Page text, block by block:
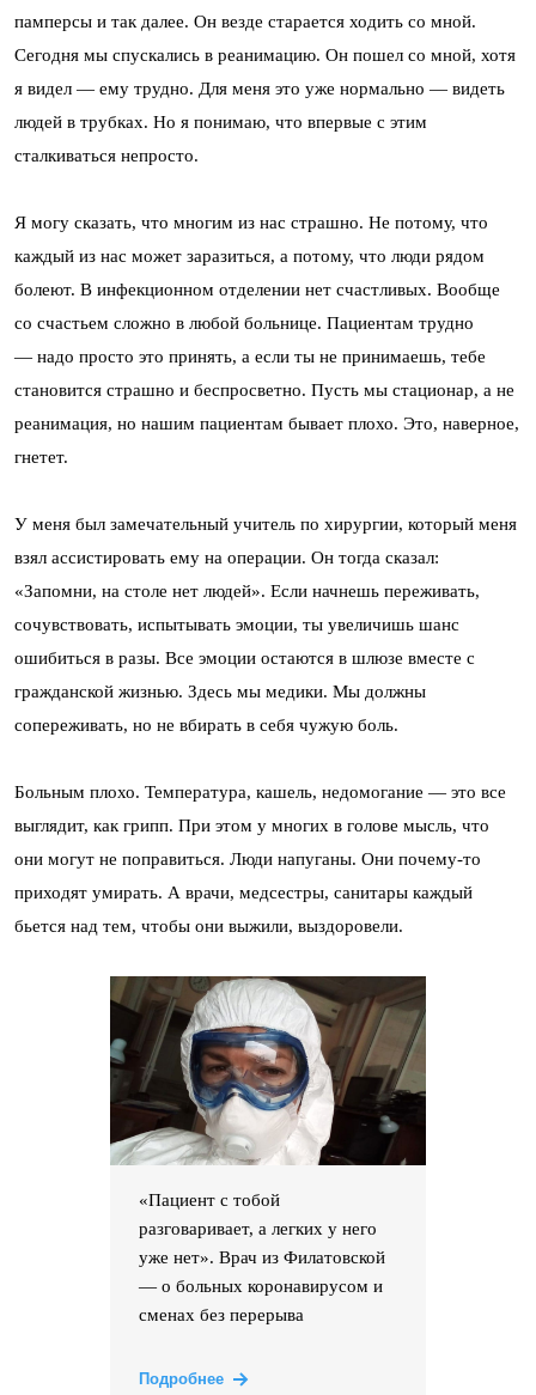
памперсы и так далее. Он везде старается ходить со мной.
Сегодня мы спускались в реанимацию. Он пошел со мной, хотя
я видел — ему трудно. Для меня это уже нормально — видеть
людей в трубках. Но я понимаю, что впервые с этим
сталкиваться непросто.
Я могу сказать, что многим из нас страшно. Не потому, что
каждый из нас может заразиться, а потому, что люди рядом
болеют. В инфекционном отделении нет счастливых. Вообще
со счастьем сложно в любой больнице. Пациентам трудно
— надо просто это принять, а если ты не принимаешь, тебе
становится страшно и беспросветно. Пусть мы стационар, а не
реанимация, но нашим пациентам бывает плохо. Это, наверное,
гнетет.
У меня был замечательный учитель по хирургии, который меня
взял ассистировать ему на операции. Он тогда сказал:
«Запомни, на столе нет людей». Если начнешь переживать,
сочувствовать, испытывать эмоции, ты увеличишь шанс
ошибиться в разы. Все эмоции остаются в шлюзе вместе с
гражданской жизнью. Здесь мы медики. Мы должны
сопереживать, но не вбирать в себя чужую боль.
Больным плохо. Температура, кашель, недомогание — это все
выглядит, как грипп. При этом у многих в голове мысль, что
они могут не поправиться. Люди напуганы. Они почему-то
приходят умирать. А врачи, медсестры, санитары каждый
бьется над тем, чтобы они выжили, выздоровели.
«Пациент с тобой
разговаривает, а легких у него
уже нет». Врач из Филатовской
— о больных коронавирусом и
сменах без перерыва
Подробнее